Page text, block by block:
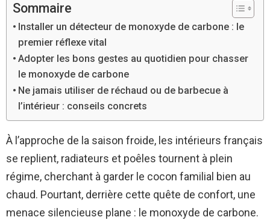
Sommaire
Installer un détecteur de monoxyde de carbone : le
premier réflexe vital
Adopter les bons gestes au quotidien pour chasser
le monoxyde de carbone
Ne jamais utiliser de réchaud ou de barbecue à
l’intérieur : conseils concrets
À l’approche de la saison froide, les intérieurs français
se replient, radiateurs et poêles tournent à plein
régime, cherchant à garder le cocon familial bien au
chaud. Pourtant, derrière cette quête de confort, une
menace silencieuse plane : le monoxyde de carbone.